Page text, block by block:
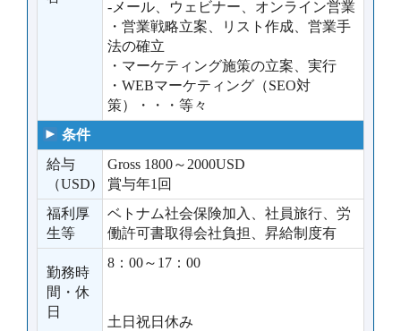
-メール、ウェビナー、オンライン営業
・営業戦略立案、リスト作成、営業手
法の確立
・マーケティング施策の立案、実行
・WEBマーケティング（SEO対
策）・・・等々
条件
給与
（USD)
Gross 1800～2000USD
賞与年1回
福利厚
生等
ベトナム社会保険加入、社員旅行、労
働許可書取得会社負担、昇給制度有
勤務時
間・休
日
8：00～17：00
土日祝日休み